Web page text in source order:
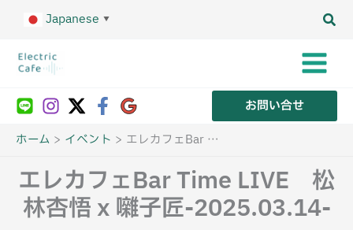
Japanese ▼
お問い合せ
ホーム イベント エレカフェBar Time LIVE 松林杏悟 x 囃子匠-2025.03.14-
エレカフェBar Time LIVE 松
林杏悟 x 囃子匠-2025.03.14-